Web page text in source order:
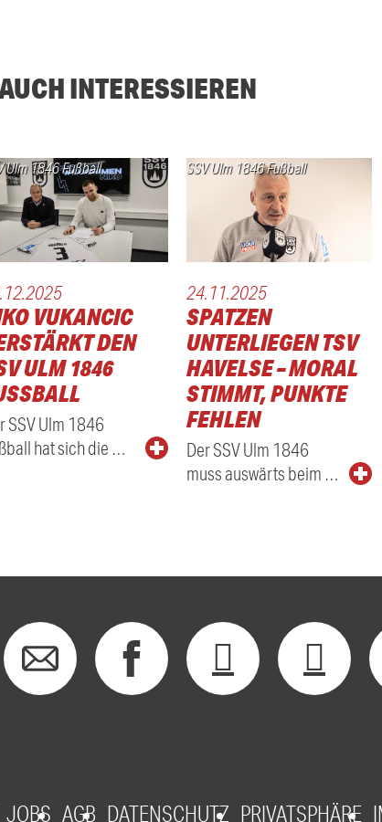
INTERESSIEREN
Ulm 1846 Fußball
VUKANCIC
DEN
ULM 1846
SSV Ulm 1846
hat sich die …
SSV Ulm 1846 Fußball
24.11.2025
SPATZEN
UNTERLIEGEN TSV
HAVELSE – MORAL
STIMMT, PUNKTE
FEHLEN
Der SSV Ulm 1846
muss auswärts beim …
JOBS AGB DATENSCHUTZ PRIVATSPHÄRE